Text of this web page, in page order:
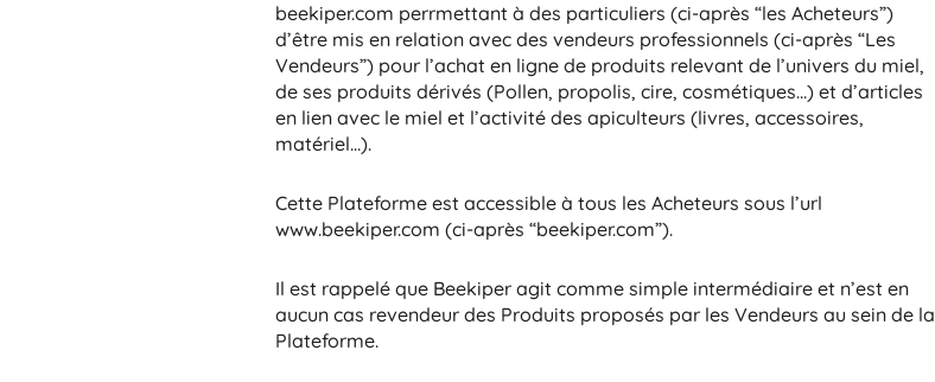
beekiper.com perrmettant à des particuliers (ci-après “les Acheteurs”)
d’être mis en relation avec des vendeurs professionnels (ci-après “Les
Vendeurs”) pour l’achat en ligne de produits relevant de l’univers du miel,
de ses produits dérivés (Pollen, propolis, cire, cosmétiques…) et d’articles
en lien avec le miel et l’activité des apiculteurs (livres, accessoires,
matériel…).
Cette Plateforme est accessible à tous les Acheteurs sous l’url
www.beekiper.com (ci-après “beekiper.com”).
Il est rappelé que Beekiper agit comme simple intermédiaire et n’est en
aucun cas revendeur des Produits proposés par les Vendeurs au sein de la
Plateforme.